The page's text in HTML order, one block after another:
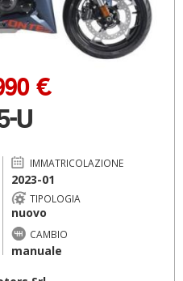
U
€
IMMATRICOLAZIONE
2023-01
TIPOLOGIA
nuovo
CAMBIO
manuale